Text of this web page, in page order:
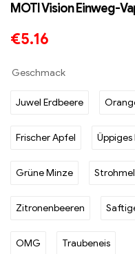
MOTI Vision Einweg-
€5.16
Geschmack
Juwel Erdbeere
Frischer Apfel Üppiges
Grüne Minze
Zitronenbeeren
OMG Traubeneis